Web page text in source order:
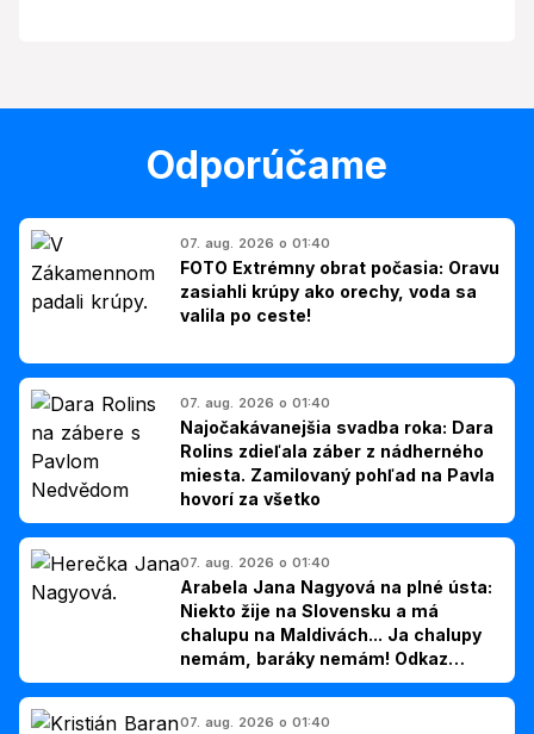
Odporúčame
07. aug. 2026 o 01:40
FOTO Extrémny obrat počasia: Oravu
zasiahli krúpy ako orechy, voda sa
valila po ceste!
07. aug. 2026 o 01:40
Najočakávanejšia svadba roka: Dara
Rolins zdieľala záber z nádherného
miesta. Zamilovaný pohľad na Pavla
hovorí za všetko
07. aug. 2026 o 01:40
Arabela Jana Nagyová na plné ústa:
Niekto žije na Slovensku a má
chalupu na Maldivách... Ja chalupy
nemám, baráky nemám! Odkaz
Slovákom
07. aug. 2026 o 01:40